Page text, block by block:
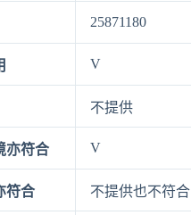
25871180
V
不提供
亦符合 V
符合 不提供也不符合